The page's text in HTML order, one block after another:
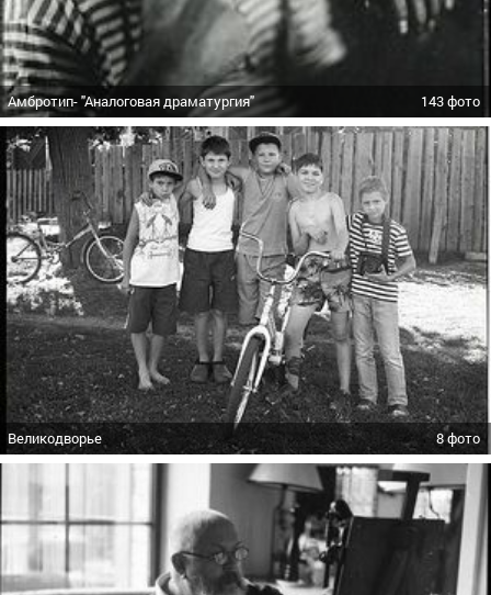
Амбротип- "Аналоговая драматургия" 143 фото
Великодворье 8 фото